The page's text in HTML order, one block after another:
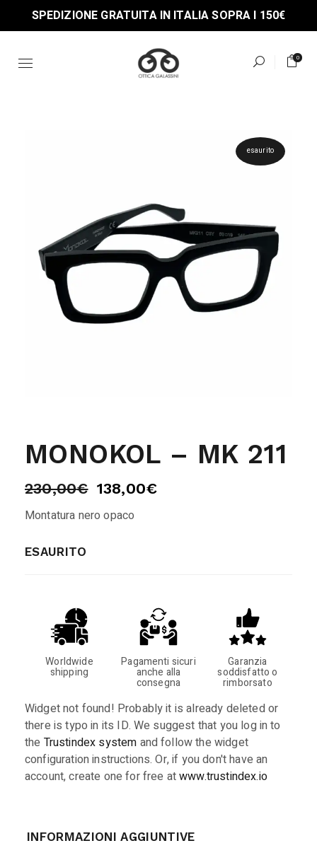
the
SPEDIZIONE GRATUITA IN ITALIA SOPRA I 150€
0
esaurito
MONOKOL – MK 211
230,00€ 138,00€
Montatura nero opaco
ESAURITO
Worldwide
shipping
Pagamenti sicuri
anche alla
consegna
Garanzia
soddisfatto o
rimborsato
Widget not found! Probably it is already deleted or
there is typo in its ID. We suggest that you log in to
the Trustindex system and follow the widget
configuration instructions. Or, if you don't have an
account, create one for free atwww.trustindex.io
INFORMAZIONI AGGIUNTIVE